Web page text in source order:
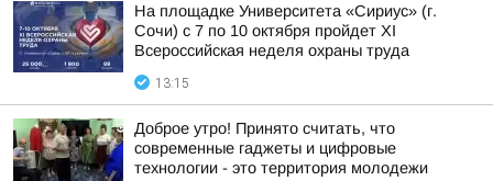
На площадке Университета «Сириус» (г.
Сочи) с 7 по 10 октября пройдет XI
Всероссийская неделя охраны труда
13:15
Доброе утро! Принято считать, что
современные гаджеты и цифровые
технологии - это территория молодежи